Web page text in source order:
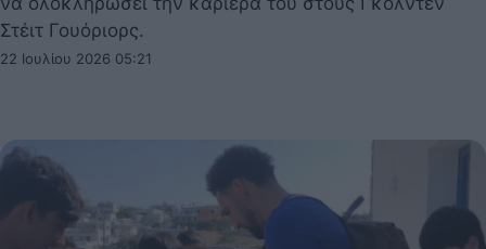
Στέιτ Γουόριορς.
22 Ιουλίου 2026 05:21